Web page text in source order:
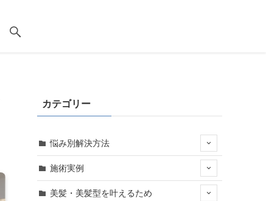
カテゴリー
悩み別解決方法
施術実例
美髪・美髪型を叶えるため